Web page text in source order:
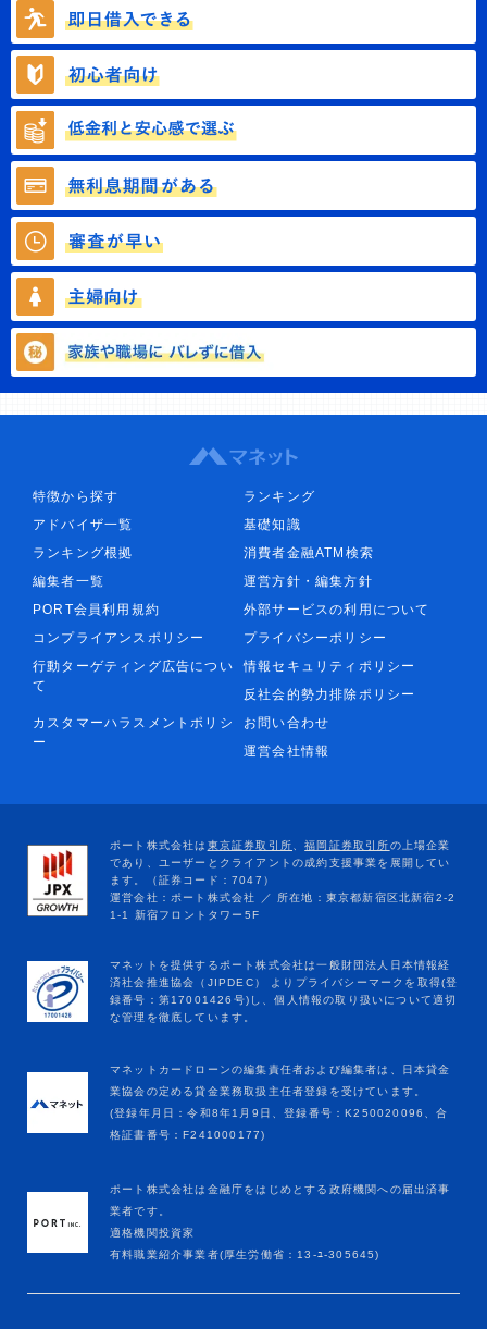
特徴から探す
ランキング
アドバイザ一覧
基礎知識
ランキング根拠
消費者金融ATM検索
編集者一覧
運営方針・編集方針
PORT会員利用規約
外部サービスの利用について
コンプライアンスポリシー
プライバシーポリシー
行動ターゲティング広告につい
て
情報セキュリティポリシー
反社会的勢力排除ポリシー
カスタマーハラスメントポリシ
ー
お問い合わせ
運営会社情報
マネットカードローンの編集責任者および編集者は、日本貸金
業協会の定める貸金業務取扱主任者登録を受けています。
(登録年月日：令和8年1月9日、登録番号：K250020096、合
格証書番号：F241000177)
ポート株式会社は金融庁をはじめとする政府機関への届出済事
業者です。
適格機関投資家
有料職業紹介事業者(厚生労働省：13-ﾕ-305645)